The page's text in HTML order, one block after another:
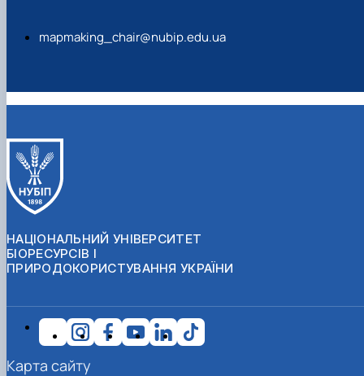
mapmaking_chair@nubip.edu.ua
НАЦІОНАЛЬНИЙ УНІВЕРСИТЕТ
БІОРЕСУРСІВ І
ПРИРОДОКОРИСТУВАННЯ УКРАЇНИ
Карта сайту